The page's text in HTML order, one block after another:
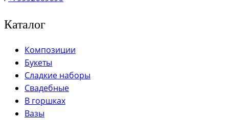
Каталог
Композиции
Букеты
Сладкие наборы
Свадебные
В горшках
Вазы